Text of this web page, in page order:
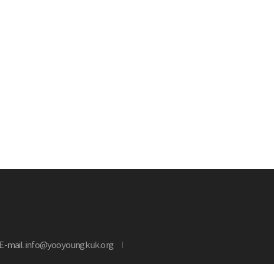
E-mail. info@yooyoungkuk.org